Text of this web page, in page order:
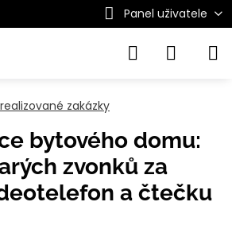
Panel uživatele
zakázky
bytového domu:
zvonků za
a čtečku